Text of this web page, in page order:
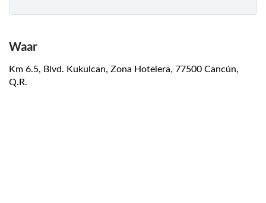
Waar
Km 6.5, Blvd. Kukulcan, Zona Hotelera, 77500 Cancún,
Q.R.